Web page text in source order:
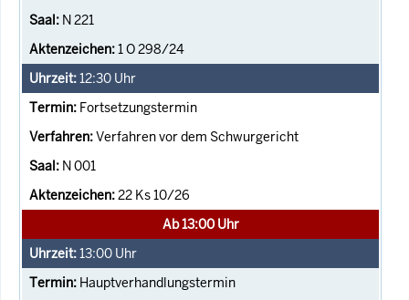
N 221
1 O 298/24
12:30 Uhr
Fortsetzungstermin
Verfahren vor dem Schwurgericht
N 001
22 Ks 10/26
Ab 13:00 Uhr
13:00 Uhr
Hauptverhandlungstermin